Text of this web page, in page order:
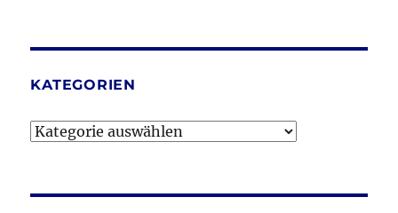
KATEGORIEN
Kategorien